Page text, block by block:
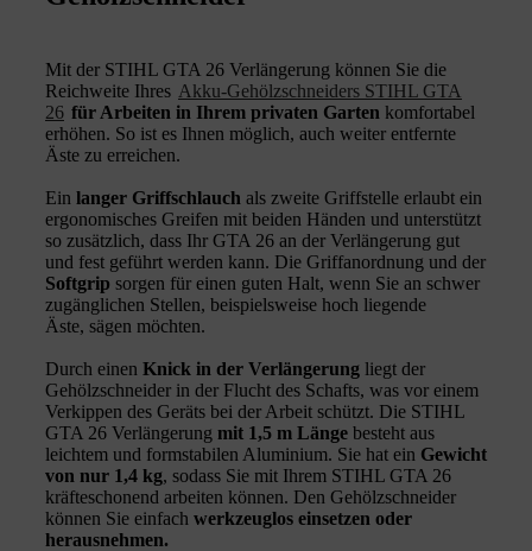
Mit der STIHL GTA 26 Verlängerung können Sie die
Reichweite Ihres Akku-Gehölzschneiders STIHL GTA
26 für Arbeiten in Ihrem privaten Garten komfortabel
erhöhen. So ist es Ihnen möglich, auch weiter entfernte
Äste zu erreichen.
Ein langer Griffschlauch als zweite Griffstelle erlaubt ein
ergonomisches Greifen mit beiden Händen und unterstützt
so zusätzlich, dass Ihr GTA 26 an der Verlängerung gut
und fest geführt werden kann. Die Griffanordnung und der
Softgrip sorgen für einen guten Halt, wenn Sie an schwer
zugänglichen Stellen, beispielsweise hoch liegende
Äste, sägen möchten.
Durch einen Knick in der Verlängerung liegt der
Gehölzschneider in der Flucht des Schafts, was vor einem
Verkippen des Geräts bei der Arbeit schützt. Die STIHL
GTA 26 Verlängerung mit 1,5 m Länge besteht aus
leichtem und formstabilen Aluminium. Sie hat ein Gewicht
von nur 1,4 kg, sodass Sie mit Ihrem STIHL GTA 26
kräfteschonend arbeiten können. Den Gehölzschneider
können Sie einfach werkzeuglos einsetzen oder
herausnehmen.